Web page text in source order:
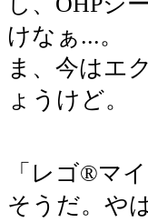
けなぁ...。
ま、今はエ
ょうけど。
「レゴ®マ
そうだ。や